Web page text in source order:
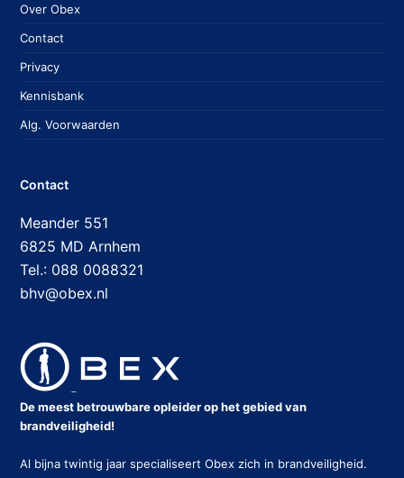
Over Obex
Contact
Privacy
Kennisbank
Alg. Voorwaarden
Contact
Meander 551
6825 MD Arnhem
Tel.: 088 0088321
bhv@obex.nl
De meest betrouwbare opleider op het gebied van
brandveiligheid!
Al bijna twintig jaar specialiseert Obex zich in brandveiligheid.